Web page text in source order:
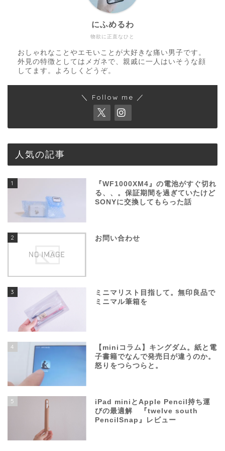
物欲に正直なひと
にふめるわ
おしゃれなことやエモいことが大好きな痛い男子です。
外見の特徴としてはメガネで、親戚に一人はいそうな顔
してます。よろしくどうぞ。
＼ Follow me ／
人気の記事
1
『WF1000XM4』の電池がすぐ切れ
る、、。保証期間を過ぎていたけど
SONYに交換してもらった話
2 お問い合わせ
3
ミニマリスト目指して。無印良品で
ミニマル筆箱を
4
【miniコラム】キングダム。紙と電
子書籍でなんで発売日が違うのか。
怒りをつらつらと。
5
iPad miniとApple Pencil持ち運
びの最適解 『twelve south
PencilSnap』レビュー